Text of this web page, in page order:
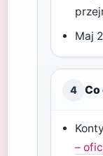
Maj
4 Co
–